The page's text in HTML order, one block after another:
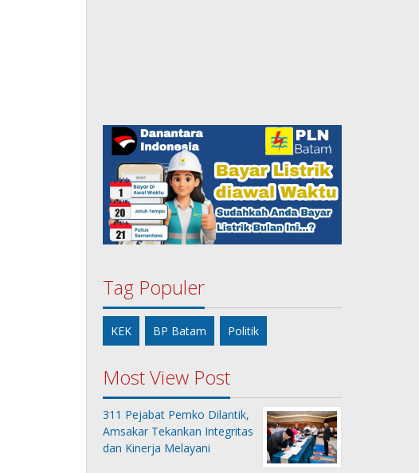
Tag Populer
KEK BP Batam Politik
Most View Post
311 Pejabat Pemko Dilantik,
Amsakar Tekankan Integritas
dan Kinerja Melayani